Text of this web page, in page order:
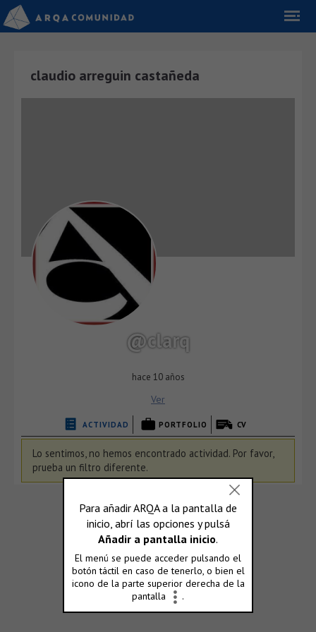
claudio arreguin castañeda
@clarq
hace 10 años
Ver
ACTIVIDAD PORTFOLIO CV
Lo sentimos, no hemos encontrado actividad. Por favor,
prueba un filtro diferente.